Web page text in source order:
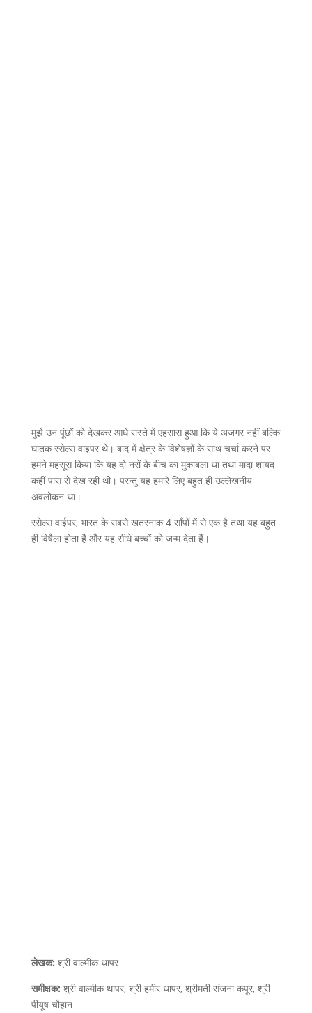
मुझे उन पूंछों को देखकर आधे रास्ते में एहसास हुआ कि ये अजगर नहीं बल्कि
घातक रसेल्स वाइपर थे। बाद में क्षेत्र के विशेषज्ञों के साथ चर्चा करने पर
हमने महसूस किया कि यह दो नरों के बीच का मुकाबला था तथा मादा शायद
कहीं पास से देख रही थी। परन्तु यह हमारे लिए बहुत ही उल्लेखनीय
अवलोकन था।
रसेल्स वाईपर, भारत के सबसे खतरनाक 4 साँपों में से एक है तथा यह बहुत
ही विषैला होता है और यह सीधे बच्चों को जन्म देता हैं।
लेखक: श्री वाल्मीक थापर
समीक्षक: श्री वाल्मीक थापर, श्री हमीर थापर, श्रीमती संजना कपूर, श्री
पीयूष चौहान